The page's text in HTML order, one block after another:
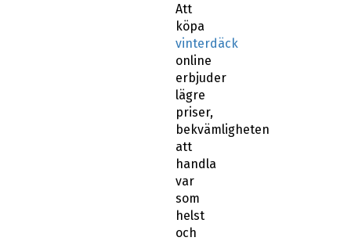
Att
köpa
vinterdäck
online
erbjuder
lägre
priser,
bekvämligheten
att
handla
var
som
helst
och